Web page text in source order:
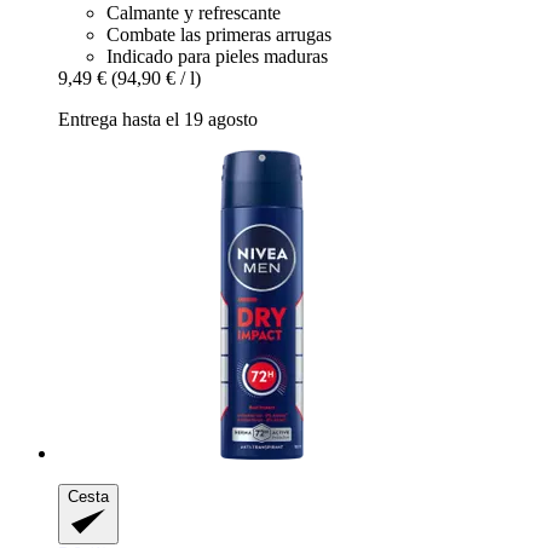
Calmante y refrescante
Combate las primeras arrugas
Indicado para pieles maduras
9,49 € (94,90 € / l)
Entrega hasta el 19 agosto
Cesta